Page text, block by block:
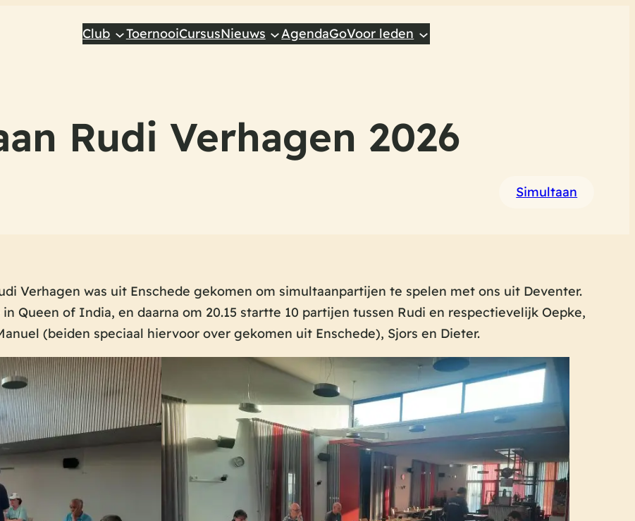
Club ToernooiCursusNieuws AgendaGoVoor leden
Rudi Verhagen 2026
Simultaan
Verhagen was uit Enschede gekomen om simultaanpartijen te spelen met ons uit Deventer.
Queen of India, en daarna om 20.15 startte 10 partijen tussen Rudi en respectievelijk Oepke,
(beiden speciaal hiervoor over gekomen uit Enschede), Sjors en Dieter.